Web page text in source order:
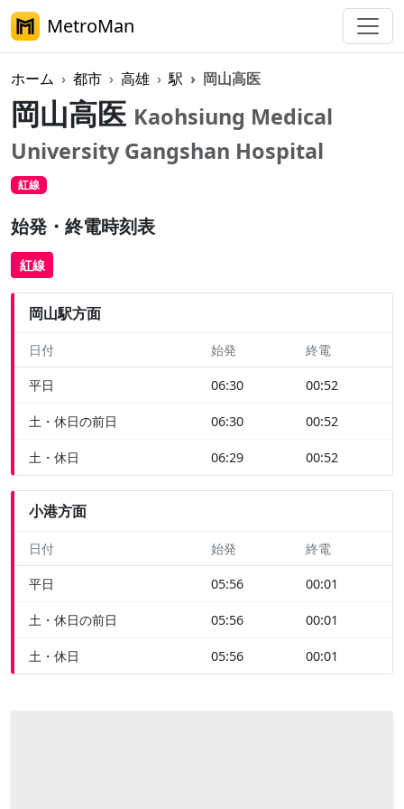
MetroMan
ホーム 都市 高雄 駅 岡山高医
岡山高医 Kaohsiung Medical
University Gangshan Hospital
紅線
始発・終電時刻表
紅線
岡山駅方面
日付 始発 終電
平日 06:30 00:52
土・休日の前日 06:30 00:52
土・休日 06:29 00:52
小港方面
日付 始発 終電
平日 05:56 00:01
土・休日の前日 05:56 00:01
土・休日 05:56 00:01